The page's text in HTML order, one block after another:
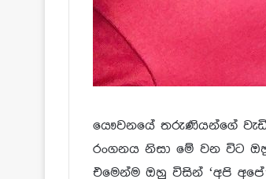
යෞවනයේ තරුණියන්ගේ
රංගනය නිසා මේ වන විට
එමෙන්ම ඔහු විසින් ‘අපි